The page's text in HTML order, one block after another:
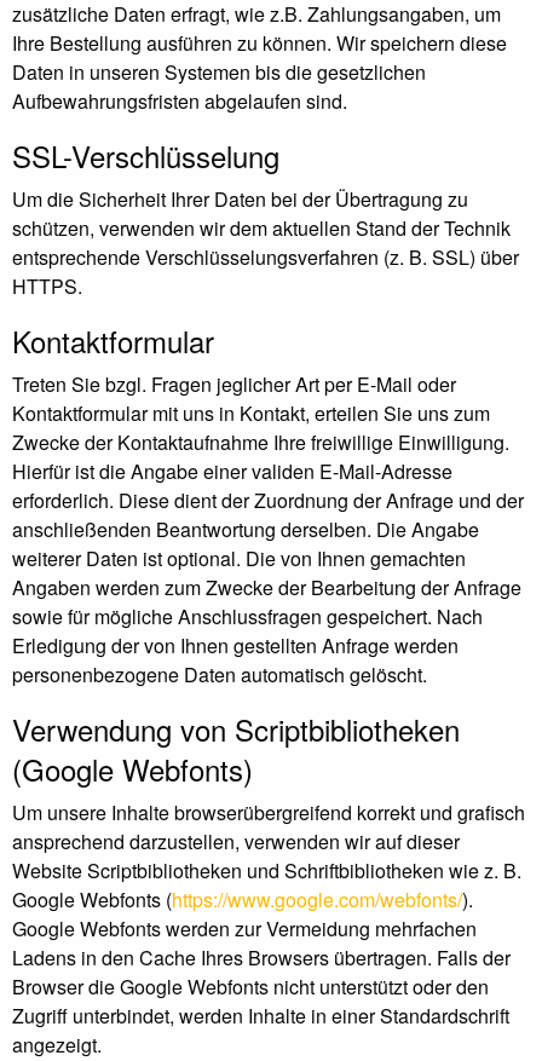
zusätzliche Daten erfragt, wie z.B. Zahlungsangaben, um
Ihre Bestellung ausführen zu können. Wir speichern diese
Daten in unseren Systemen bis die gesetzlichen
Aufbewahrungsfristen abgelaufen sind.
SSL-Verschlüsselung
Um die Sicherheit Ihrer Daten bei der Übertragung zu
schützen, verwenden wir dem aktuellen Stand der Technik
entsprechende Verschlüsselungsverfahren (z. B. SSL) über
HTTPS.
Kontaktformular
Treten Sie bzgl. Fragen jeglicher Art per E-Mail oder
Kontaktformular mit uns in Kontakt, erteilen Sie uns zum
Zwecke der Kontaktaufnahme Ihre freiwillige Einwilligung.
Hierfür ist die Angabe einer validen E-Mail-Adresse
erforderlich. Diese dient der Zuordnung der Anfrage und der
anschließenden Beantwortung derselben. Die Angabe
weiterer Daten ist optional. Die von Ihnen gemachten
Angaben werden zum Zwecke der Bearbeitung der Anfrage
sowie für mögliche Anschlussfragen gespeichert. Nach
Erledigung der von Ihnen gestellten Anfrage werden
personenbezogene Daten automatisch gelöscht.
Verwendung von Scriptbibliotheken
(Google Webfonts)
Um unsere Inhalte browserübergreifend korrekt und grafisch
ansprechend darzustellen, verwenden wir auf dieser
Website Scriptbibliotheken und Schriftbibliotheken wie z. B.
Google Webfonts (https://www.google.com/webfonts/).
Google Webfonts werden zur Vermeidung mehrfachen
Ladens in den Cache Ihres Browsers übertragen. Falls der
Browser die Google Webfonts nicht unterstützt oder den
Zugriff unterbindet, werden Inhalte in einer Standardschrift
angezeigt.